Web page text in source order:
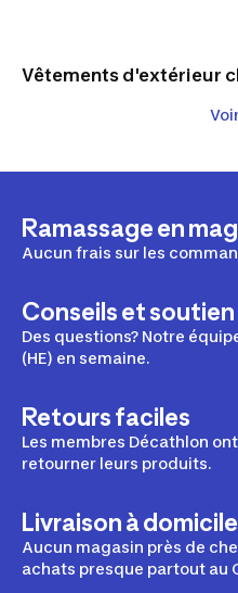
Vêtements d'extérieur
Sacs et pochettes
Tout pour les fusils de
Vêtements de sécurité
Ramassage en
Aucun frais sur les
Conseils et soutien
Des questions? Notre
(HE) en semaine.
Retours faciles
Les membres Décathlon
retourner leurs produits.
Livraison à domicile
Aucun magasin près de
achats presque partout au